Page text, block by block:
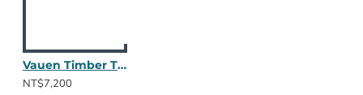
Vauen Timber TM186
NT$7,200